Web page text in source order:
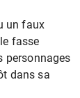
un faux
fasse
personnages
dans sa